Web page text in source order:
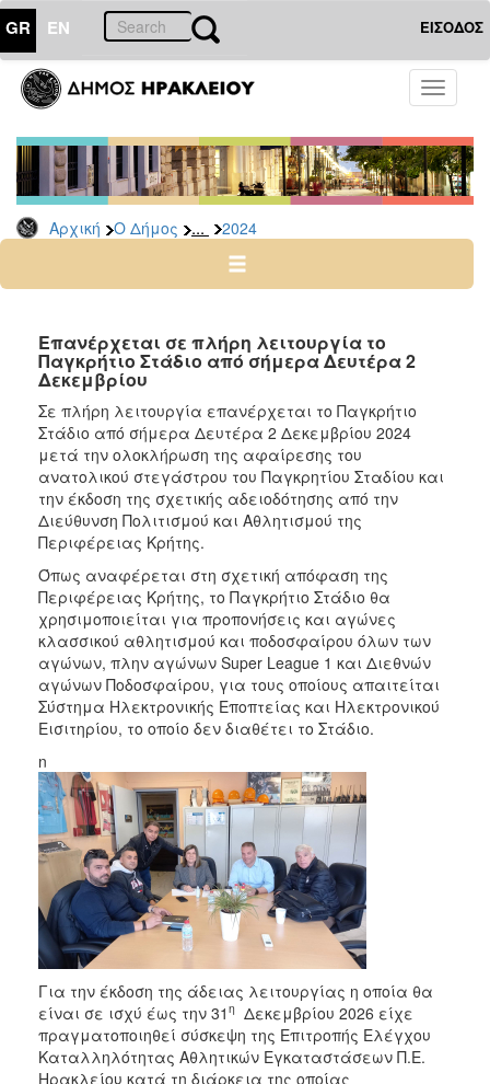
GR EN ΕΙΣΟΔΟΣ
Toggle
Αρχική Ο Δήμος ... 2024
ΔΗΜΟΣ
Δελτία
Τύπου
Αρχείο
2026
2024
2022
2021
2020
2019
2018
2017
2016
2015
2013
2012
2011
2010
ΤΟΠΟΣ
ΠΟΛΙΤΙΣΜΟΣ
ΑΝΘΕΚΤΙΚΗ
ΠΟΛΗ
Επανέρχεται σε πλήρη λειτουργία το
Παγκρήτιο Στάδιο από σήμερα Δευτέρα 2
Δεκεμβρίου
Σε πλήρη λειτουργία επανέρχεται το Παγκρήτιο
Στάδιο από σήμερα Δευτέρα 2 Δεκεμβρίου 2024
μετά την ολοκλήρωση της αφαίρεσης του
ανατολικού στεγάστρου του Παγκρητίου Σταδίου και
την έκδοση της σχετικής αδειοδότησης από την
Διεύθυνση Πολιτισμού και Αθλητισμού της
Περιφέρειας Κρήτης.
Όπως αναφέρεται στη σχετική απόφαση της
Περιφέρειας Κρήτης, το Παγκρήτιο Στάδιο θα
χρησιμοποιείται για προπονήσεις και αγώνες
κλασσικού αθλητισμού και ποδοσφαίρου όλων των
αγώνων, πλην αγώνων Super League 1 και Διεθνών
αγώνων Ποδοσφαίρου, για τους οποίους απαιτείται
Σύστημα Ηλεκτρονικής Εποπτείας και Ηλεκτρονικού
Εισιτηρίου, το οποίο δεν διαθέτει το Στάδιο.
n
Για την έκδοση της άδειας λειτουργίας η οποία θα
είναι σε ισχύ έως την 31 η Δεκεμβρίου 2026 είχε
πραγματοποιηθεί σύσκεψη της Επιτροπής Ελέγχου
Καταλληλότητας Αθλητικών Εγκαταστάσεων Π.Ε.
Ηρακλείου κατά τη διάρκεια της οποίας